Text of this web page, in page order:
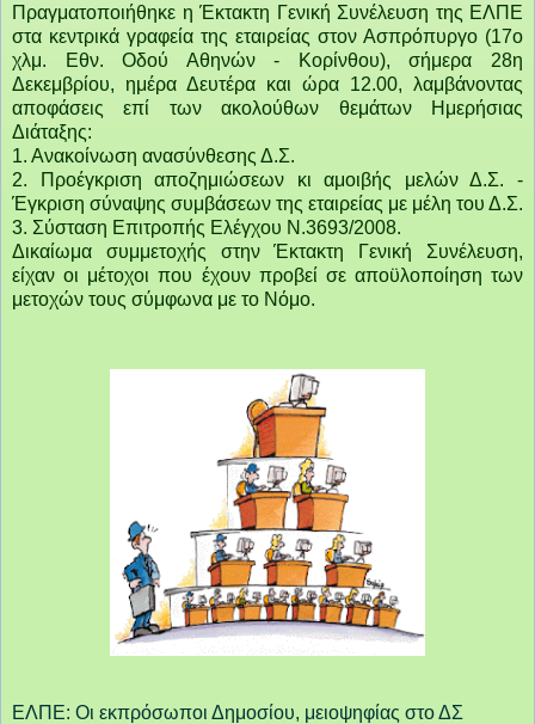
Πραγματοποιήθηκε η Έκτακτη Γενική Συνέλευση της ΕΛΠΕ
στα κεντρικά γραφεία της εταιρείας στον Ασπρόπυργο (17ο
χλμ. Εθν. Οδού Αθηνών - Κορίνθου), σήμερα 28η
Δεκεμβρίου, ημέρα Δευτέρα και ώρα 12.00, λαμβάνοντας
αποφάσεις επί των ακολούθων θεμάτων Ημερήσιας
Διάταξης:
1. Ανακοίνωση ανασύνθεσης Δ.Σ.
2. Προέγκριση αποζημιώσεων κι αμοιβής μελών Δ.Σ. -
Έγκριση σύναψης συμβάσεων της εταιρείας με μέλη του Δ.Σ.
3. Σύσταση Επιτροπής Ελέγχου Ν.3693/2008.
Δικαίωμα συμμετοχής στην Έκτακτη Γενική Συνέλευση,
είχαν οι μέτοχοι που έχουν προβεί σε αποϋλοποίηση των
μετοχών τους σύμφωνα με το Νόμο.
ΕΛΠΕ: Οι εκπρόσωποι Δημοσίου, μειοψηφίας στο ΔΣ